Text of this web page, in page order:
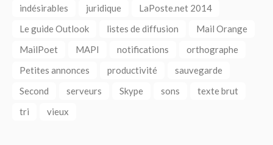
indésirables
juridique
LaPoste.net 2014
Le guide Outlook
listes de diffusion
Mail Orange
MailPoet
MAPI notifications
orthographe
Petites annonces
productivité
sauvegarde
Second
serveurs Skype sons
texte brut
tri
vieux